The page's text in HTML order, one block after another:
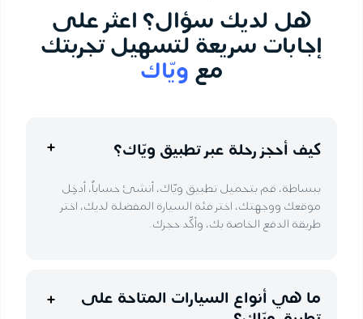
هل لديك سؤال؟ اعثر على
إجابات سريعة لتسهيل تجربتك
مع ويّاك
كيف أحجز رحلة عبر تطبيق ويّاك؟
ببساطة، قم بتحميل تطبيق ويّاك، أنشئ حساباً، أدخِل
موقعك ووجهتك، اختر فئة السيارة المفضلة لديك، اختر
طريقة الدفع الخاصة بك، وأكّد حجزك.
ما هي أنواع السيارات المتاحة على